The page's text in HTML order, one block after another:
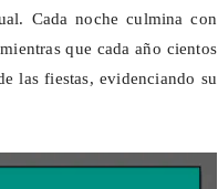
Cada noche culmina con
que cada año cientos
las fiestas, evidenciando su